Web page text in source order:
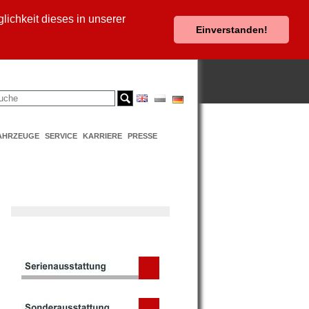
dieses in unserer
Einverstanden!
SERVICE KARRIERE PRESSE